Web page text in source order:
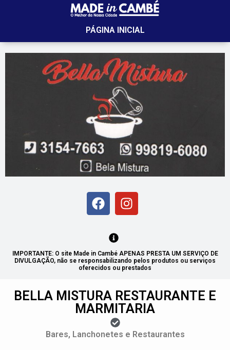
PÁGINA INICIAL
IMPORTANTE: O site Made in Cambé APENAS PRESTA UM SERVIÇO DE
DIVULGAÇÃO, não se responsabilizando pelos produtos ou serviços
oferecidos ou prestados
BELLA MISTURA RESTAURANTE E
MARMITARIA
Bares, Lanchonetes e Restaurantes